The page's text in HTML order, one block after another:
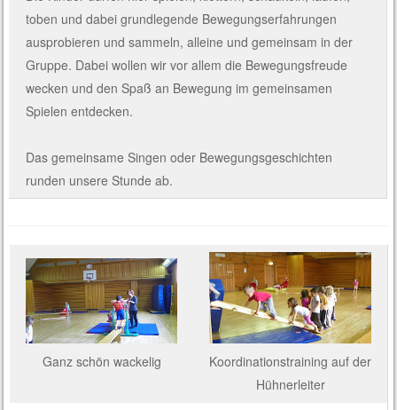
toben und dabei grundlegende Bewegungserfahrungen
ausprobieren und sammeln, alleine und gemeinsam in der
Gruppe. Dabei wollen wir vor allem die Bewegungsfreude
wecken und den Spaß an Bewegung im gemeinsamen
Spielen entdecken.
Das gemeinsame Singen oder Bewegungsgeschichten
runden unsere Stunde ab.
Ganz schön wackelig
Koordinationstraining auf der
Hühnerleiter